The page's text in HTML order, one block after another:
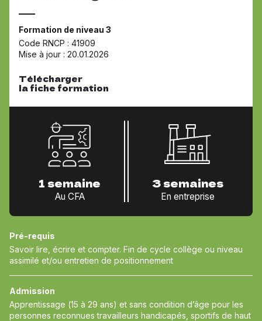
Formation de niveau 3
Code RNCP : 41909
Mise à jour : 20.01.2026
Télécharger
la fiche formation
1 semaine
Au CFA
3 semaines
En entreprise
Pré-requis
Savoir lire, écrire et compter. Fin de cycle collège ou niveau
assimilé et/ou entretien de positionnement
Admission
Apprentissage (15 à 29 ans) et sans condition d’âge pour les
personnes reconnues travailleurs handicapés, sportifs de haut